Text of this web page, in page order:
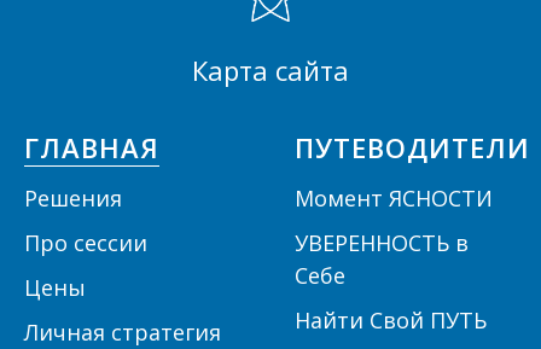
Карта сайта
ГЛАВНАЯ
Решения
Про сессии
Цены
Личная стратегия
ПУТЕВОДИТЕЛИ
Момент ЯСНОСТИ
УВЕРЕННОСТЬ в
Себе
Найти Свой ПУТЬ